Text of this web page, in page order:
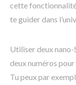
cette
te guider dans
Utiliser deux nano-
deux numéros pour
Tu peux par